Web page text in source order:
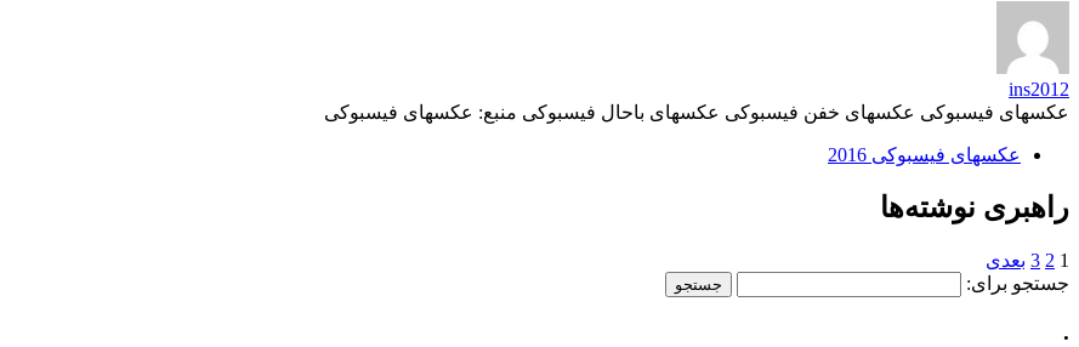
ins2012
عکسهای فیسبوکی عکسهای خفن فیسبوکی عکسهای باحال فیسبوکی منبع: عکسهای فیسبوکی
عکسهای فیسبوکی 2016
راهبری نوشته‌ها
1
2
3 بعدی
جستجو برای:
.